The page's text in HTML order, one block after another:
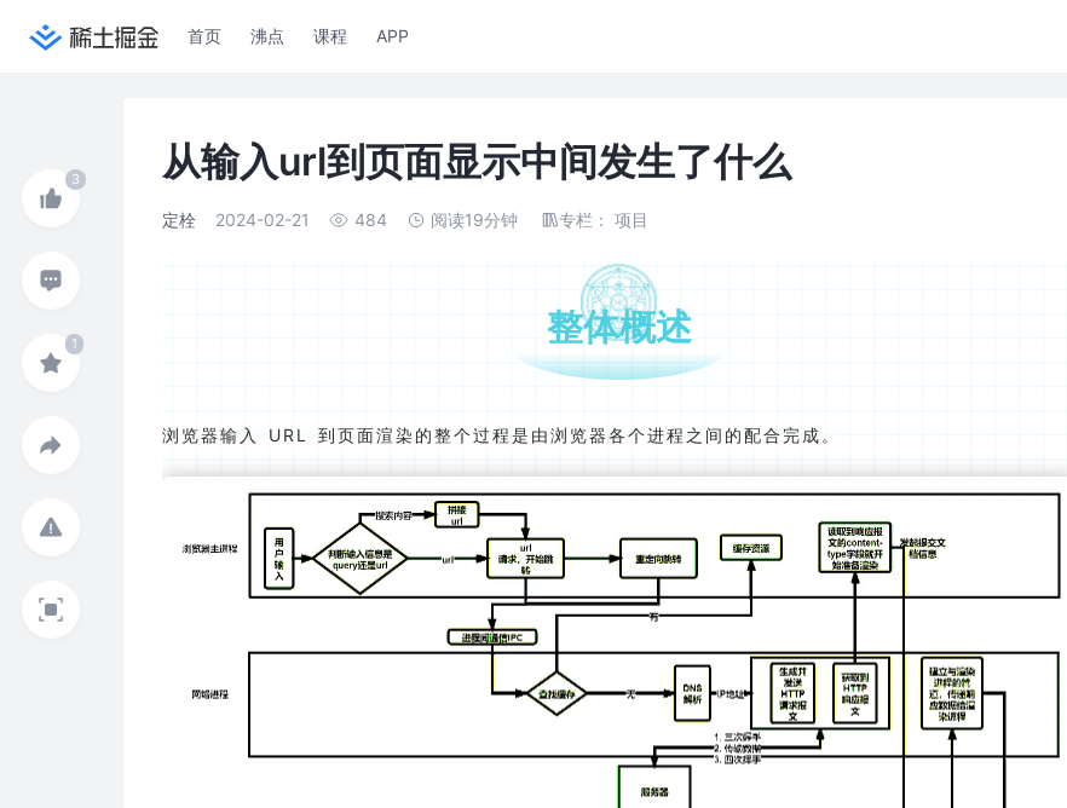
首页 沸点 课程 APP
从输入url到页面显示中间发生了什么
定栓 2024-02-21 484 阅读19分钟 专栏：项目
整体概述
浏览器输入 URL 到页面渲染的整个过程是由浏览器各个进程之间的配合完成。